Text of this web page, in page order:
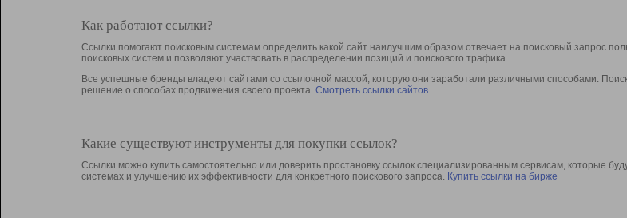
Как работают ссылки?
Ссылки помогают поисковым системам определить какой сайт наилучшим образом отвечает на поисковый запрос
поисковых систем и позволяют участвовать в раcпределении позиций и поискового трафика.
Все успешные бренды владеют сайтами со ссылочной массой, которую они заработали различными способами.
решение о способах продвижения своего проекта. Смотреть ссылки сайтов
Какие существуют инструменты для покупки ссылок?
Ссылки можно купить самостоятельно или доверить простановку ссылок специализированным сервисам, которые
системах и улучшению их эффективности для конкретного поискового запроса. Купить ссылки на бирже